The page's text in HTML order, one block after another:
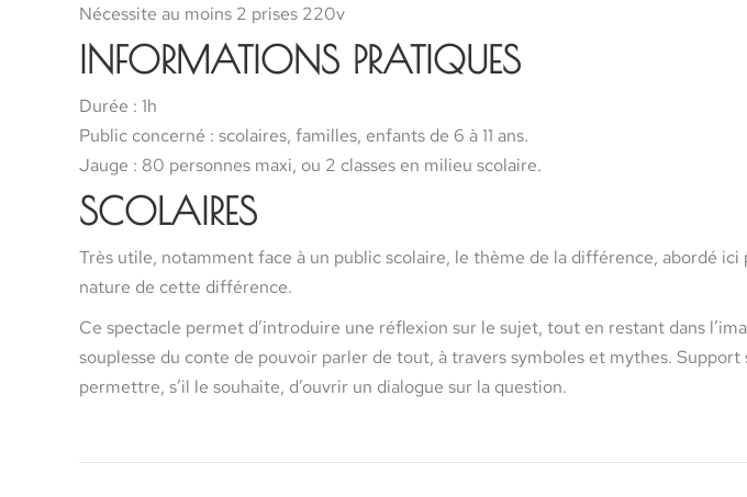
Nécessite au moins 2 prises 220v
INFORMATIONS PRATIQUES
Durée : 1h
Public concerné : scolaires, familles, enfants de 6 à 11 ans.
Jauge : 80 personnes maxi, ou 2 classes en milieu scolaire.
SCOLAIRES
Très utile, notamment face à un public scolaire, le thème de la différence, abordé
nature de cette différence.
Ce spectacle permet d’introduire une réflexion sur le sujet, tout en restant dans
souplesse du conte de pouvoir parler de tout, à travers symboles et mythes.
permettre, s’il le souhaite, d’ouvrir un dialogue sur la question.